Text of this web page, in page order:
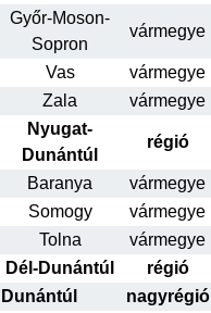
Győr-Moson-
Sopron
vármegye
Vas vármegye
Zala
vármegye
Nyugat-
Dunántúl
régió
Baranya vármegye
Somogy
vármegye
Tolna
vármegye
Dél-Dunántúl
régió
Dunántúl
nagyrégió